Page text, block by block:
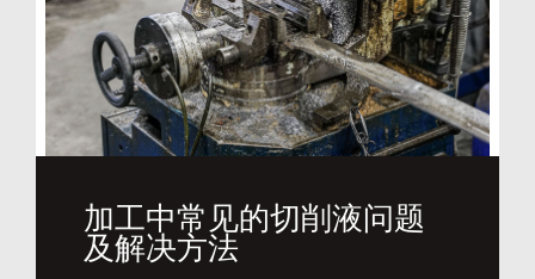
加工中常见的切削液问题
及解决方法